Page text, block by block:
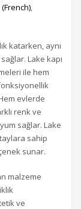
(French)
katarken, aynı
Lake kapı
ile hem
evlerde
renk ve
sağlar. Lake
sahip
sunar.
malzeme
ve